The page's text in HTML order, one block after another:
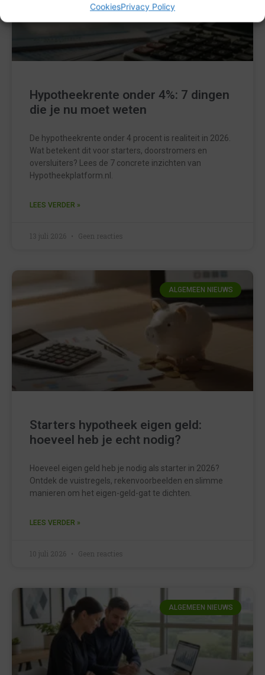
CookiesPrivacy Policy
Hypotheekrente onder 4%: 7 dingen
die je nu moet weten
De hypotheekrente onder 4 procent is realiteit in 2026.
Wat betekent dit voor starters, doorstromers en
oversluiters? Lees de 7 concrete inzichten van
Hypotheekplatform.nl.
LEES VERDER »
13 juli 2026 Geen reacties
ALGEMEEN NIEUWS
Starters hypotheek eigen geld:
hoeveel heb je echt nodig?
Hoeveel eigen geld heb je nodig als starter in 2026?
Ontdek de vuistregels, rekenvoorbeelden en slimme
manieren om het eigen-geld-gat te dichten.
LEES VERDER »
10 juli 2026 Geen reacties
ALGEMEEN NIEUWS